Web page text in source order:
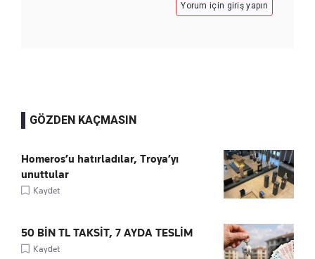
Yorum için giriş yapın
GÖZDEN KAÇMASIN
Homeros’u hatırladılar, Troya’yı
unuttular
Kaydet
50 BİN TL TAKSİT, 7 AYDA TESLİM
Kaydet